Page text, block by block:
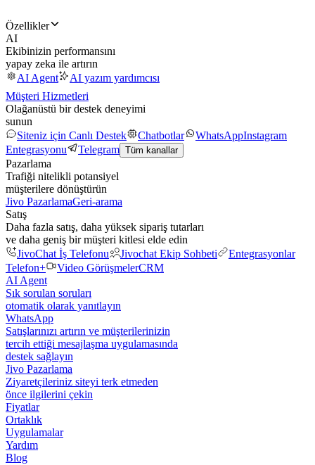
Özellikler
AI
Ekibinizin performansını
yapay zeka ile artırın
AI Agent
AI yazım yardımcısı
Müşteri Hizmetleri
Olağanüstü bir destek deneyimi
sunun
Siteniz için Canlı Destek
Chatbotlar WhatsAppInstagram
Entegrasyonu
Telegram Tüm kanallar
Pazarlama
Trafiği nitelikli potansiyel
müşterilere dönüştürün
Jivo PazarlamaGeri-arama
Satış
Daha fazla satış, daha yüksek sipariş tutarları
ve daha geniş bir müşteri kitlesi elde edin
JivoChat İş Telefonu
Jivochat Ekip Sohbeti
Entegrasyonlar
Telefon+
Video GörüşmelerCRM
AI Agent
Sık sorulan soruları
otomatik olarak yanıtlayın
WhatsApp
Satışlarınızı artırın ve müşterilerinizin
tercih ettiği mesajlaşma uygulamasında
destek sağlayın
Jivo Pazarlama
Ziyaretçileriniz siteyi terk etmeden
önce ilgilerini çekin
Fiyatlar
Ortaklık
Uygulamalar
Yardım
Blog